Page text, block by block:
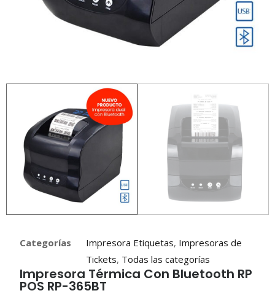
Categorías Impresora Etiquetas, Impresoras de
Tickets, Todas las categorías
Impresora Térmica Con Bluetooth RP
POS RP-365BT